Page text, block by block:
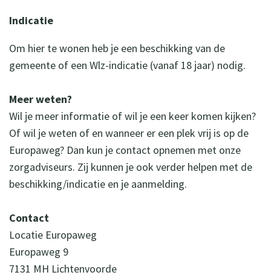
Indicatie
Om hier te wonen heb je een beschikking van de
gemeente of een Wlz-indicatie (vanaf 18 jaar) nodig.
Meer weten?
Wil je meer informatie of wil je een keer komen kijken?
Of wil je weten of en wanneer er een plek vrij is op de
Europaweg? Dan kun je contact opnemen met onze
zorgadviseurs. Zij kunnen je ook verder helpen met de
beschikking/indicatie en je aanmelding.
Contact
Locatie Europaweg
Europaweg 9
7131 MH Lichtenvoorde